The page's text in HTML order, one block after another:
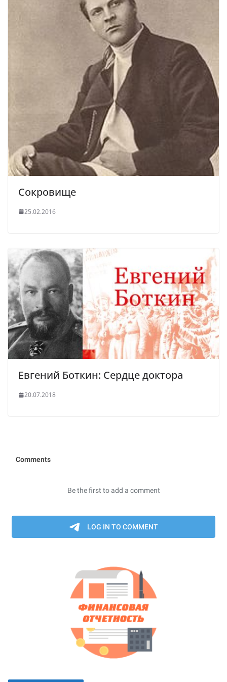
Сокровище
25.02.2016
Евгений Боткин: Сердце доктора
20.07.2018